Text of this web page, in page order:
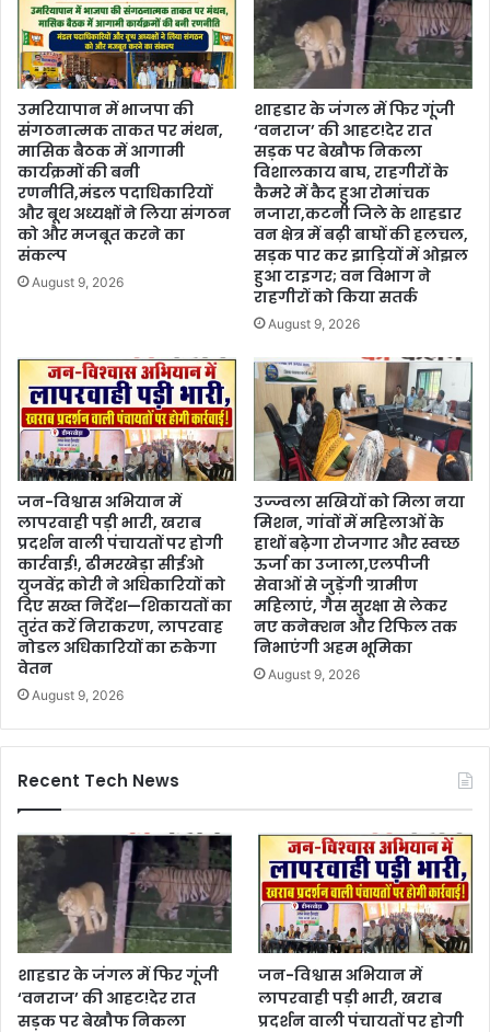
उमरियापान में भाजपा की
संगठनात्मक ताकत पर मंथन,
मासिक बैठक में आगामी
कार्यक्रमों की बनी
रणनीति,मंडल पदाधिकारियों
और बूथ अध्यक्षों ने लिया संगठन
को और मजबूत करने का
संकल्प
August 9, 2026
शाहडार के जंगल में फिर गूंजी
‘वनराज’ की आहट!देर रात
सड़क पर बेखौफ निकला
विशालकाय बाघ, राहगीरों के
कैमरे में कैद हुआ रोमांचक
नजारा,कटनी जिले के शाहडार
वन क्षेत्र में बढ़ी बाघों की हलचल,
सड़क पार कर झाड़ियों में ओझल
हुआ टाइगर; वन विभाग ने
राहगीरों को किया सतर्क
August 9, 2026
जन-विश्वास अभियान में
लापरवाही पड़ी भारी, खराब
प्रदर्शन वाली पंचायतों पर होगी
कार्रवाई!, ढीमरखेड़ा सीईओ
युजवेंद्र कोरी ने अधिकारियों को
दिए सख्त निर्देश—शिकायतों का
तुरंत करें निराकरण, लापरवाह
नोडल अधिकारियों का रुकेगा
वेतन
August 9, 2026
उज्ज्वला सखियों को मिला नया
मिशन, गांवों में महिलाओं के
हाथों बढ़ेगा रोजगार और स्वच्छ
ऊर्जा का उजाला,एलपीजी
सेवाओं से जुड़ेंगी ग्रामीण
महिलाएं, गैस सुरक्षा से लेकर
नए कनेक्शन और रिफिल तक
निभाएंगी अहम भूमिका
August 9, 2026
Recent Tech News
शाहडार के जंगल में फिर गूंजी
‘वनराज’ की आहट!देर रात
सड़क पर बेखौफ निकला
जन-विश्वास अभियान में
लापरवाही पड़ी भारी, खराब
प्रदर्शन वाली पंचायतों पर होगी